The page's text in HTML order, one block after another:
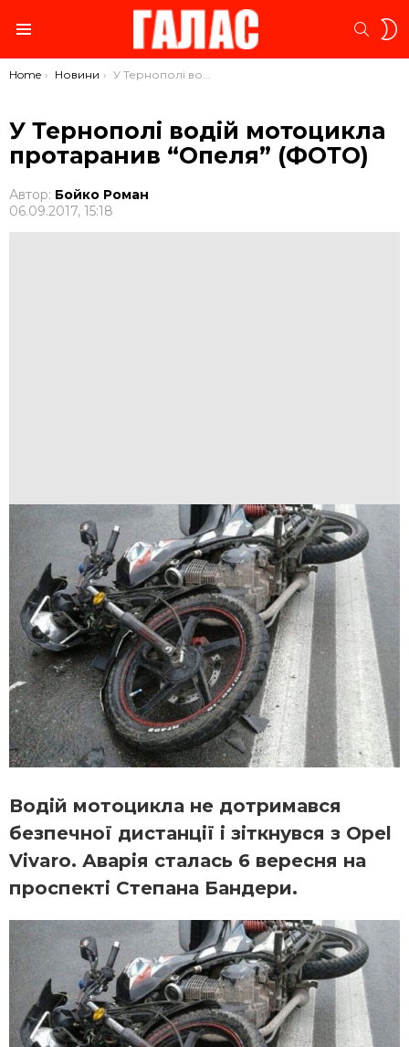
You are here:
Home Новини У Тернополі водій мотоцикла протаранив “Опеля” (ФОТО)
У Тернополі водій мотоцикла
протаранив “Опеля” (ФОТО)
Автор: Бойко Роман
06.09.2017, 15:18
Водій мотоцикла не дотримався
безпечної дистанції і зіткнувся з Opel
Vivaro. Аварія сталась 6 вересня на
проспекті Степана Бандери.